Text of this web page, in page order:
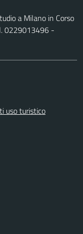
a Milano in Corso
0229013496 -
uso turistico